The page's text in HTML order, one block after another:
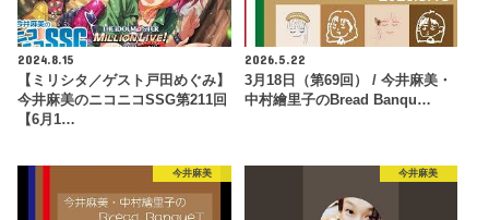
2024.8.15
【ミリシタ／ゲスト戸田めぐみ】
今井麻美のニコニコSSG第211回
【6月1…
2026.5.22
3月18日（第69回） / 今井麻美・
中村繪里子のBread Banqu…
今井麻美 今井麻美